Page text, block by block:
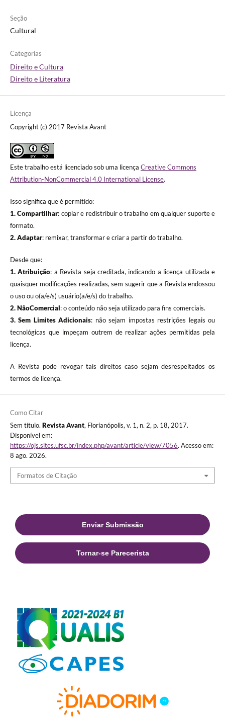
Seção
Cultural
Categorias
Direito e Cultura
Direito e Literatura
Licença
Copyright (c) 2017 Revista Avant
Este trabalho está licenciado sob uma licença Creative Commons
Attribution-NonCommercial 4.0 International License.
Isso significa que é permitido:
1. Compartilhar: copiar e redistribuir o trabalho em qualquer suporte e
formato.
2. Adaptar: remixar, transformar e criar a partir do trabalho.
Desde que:
1. Atribuição: a Revista seja creditada, indicando a licença utilizada e
quaisquer modificações realizadas, sem sugerir que a Revista endossou
o uso ou o(a/e/s) usuário(a/e/s) do trabalho.
2. NãoComercial: o conteúdo não seja utilizado para fins comerciais.
3.Sem Limites Adicionais: não sejam impostas restrições legais ou
tecnológicas que impeçam outrem de realizar ações permitidas pela
licença.
A Revista pode revogar tais direitos caso sejam desrespeitados os
termos de licença.
Como Citar
Sem título. Revista Avant, Florianópolis, v. 1, n. 2, p. 18, 2017.
Disponível em:
https://ojs.sites.ufsc.br/index.php/avant/article/view/7056. Acesso em:
8 ago. 2026.
Formatos de Citação
Enviar Submissão
Tornar-se Parecerista